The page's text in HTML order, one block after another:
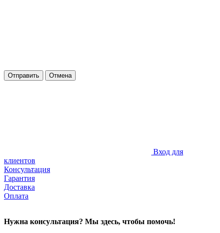
Отправить Отмена
Вход для
клиентов
Консультация
Гарантия
Доставка
Оплата
Нужна консультация? Мы здесь, чтобы помочь!